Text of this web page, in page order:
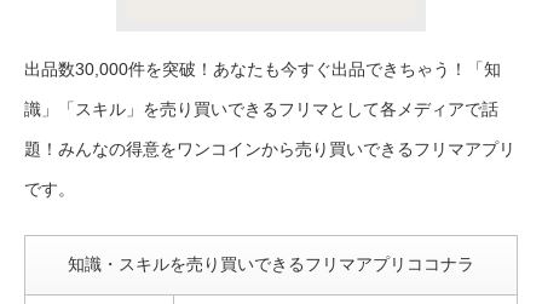
出品数30,000件を突破！あなたも今すぐ出品できちゃう！「知
識」「スキル」を売り買いできるフリマとして各メディアで話
題！みんなの得意をワンコインから売り買いできるフリマアプリ
です。
知識・スキルを売り買いできるフリマアプリココナラ